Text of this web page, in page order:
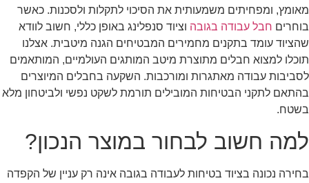
מאומץ, ומפחיתים משמעותית את הסיכוי לתקלות ולסכנות. כאשר
בוחרים חבל עבודה בגובה וציוד סנפלינג באופן כללי, חשוב לוודא
שהציוד עומד בתקנים מחמירים המבטיחים הגנה מיטבית. אצלנו
תוכלו למצוא חבלים מתוצרת מיטב המותגים העולמיים, המותאמים
לסביבות עבודה מאתגרות ומורכבות. השקעה בחבלים המיוצרים
בהתאם לתקני הבטיחות המובילים תורמת לשקט נפשי ולביטחון מלא
בשטח.
למה חשוב לבחור במוצר הנכון?
בחירה נכונה בציוד בטיחות לעבודה בגובה אינה רק עניין של הקפדה